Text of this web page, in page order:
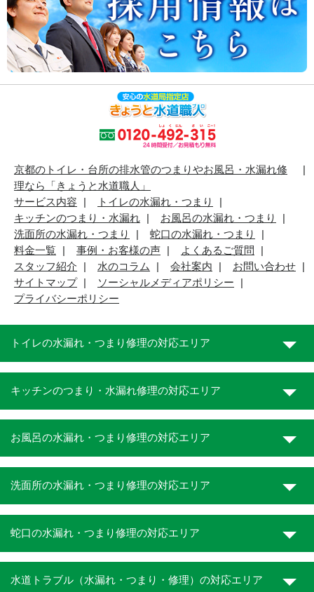
京都のトイレ・台所の排水管のつまりやお風呂・水漏れ修
理なら「きょうと水道職人」
サービス内容
トイレの水漏れ・つまり
キッチンのつまり・水漏れ
お風呂の水漏れ・つまり
洗面所の水漏れ・つまり
蛇口の水漏れ・つまり
料金一覧
事例・お客様の声
よくあるご質問
スタッフ紹介
水のコラム 会社案内
お問い合わせ
サイトマップ
ソーシャルメディアポリシー
プライバシーポリシー
トイレの水漏れ・つまり修理の対応エリア
キッチンのつまり・水漏れ修理の対応エリア
お風呂の水漏れ・つまり修理の対応エリア
洗面所の水漏れ・つまり修理の対応エリア
蛇口の水漏れ・つまり修理の対応エリア
水道トラブル（水漏れ・つまり・修理）の対応エリア